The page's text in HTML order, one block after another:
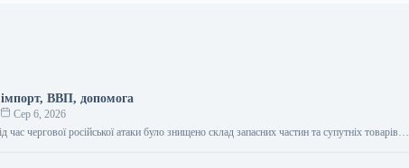
ВВП, допомога
Сер 6, 2026
час чергової російської атаки було знищено склад запасних частин та супутніх товарів…